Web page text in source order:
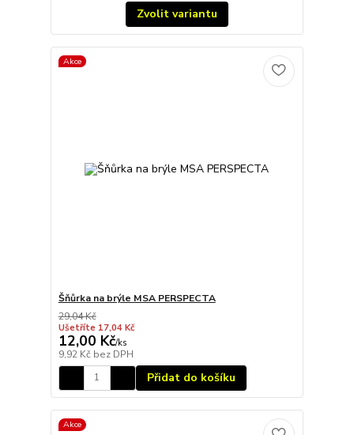
Zvolit variantu
Akce
Šňůrka na brýle MSA PERSPECTA
29,04 Kč
Ušetříte 17,04 Kč
12,00 Kč/ks
9,92 Kč bez DPH
Přidat do košíku
Akce